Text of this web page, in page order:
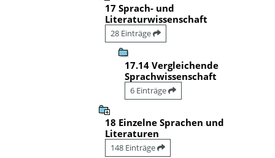
17 Sprach- und
Literaturwissenschaft
28 Einträge
17.14 Vergleichende
Sprachwissenschaft
6 Einträge
18 Einzelne Sprachen und
Literaturen
148 Einträge